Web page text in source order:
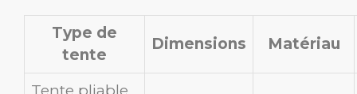
Type de
tente
Dimensions Matériau